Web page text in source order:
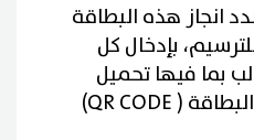
انجاز هذه البطاقة
بإدخال كل
بما فيها تحميل
(QR CODE )